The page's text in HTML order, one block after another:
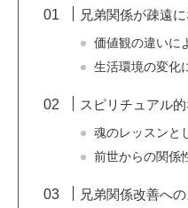
兄弟関係が疎遠
価値観の違いに
生活環境の変化
スピリチュアル
魂のレッスンと
前世からの関係
兄弟関係改善へ